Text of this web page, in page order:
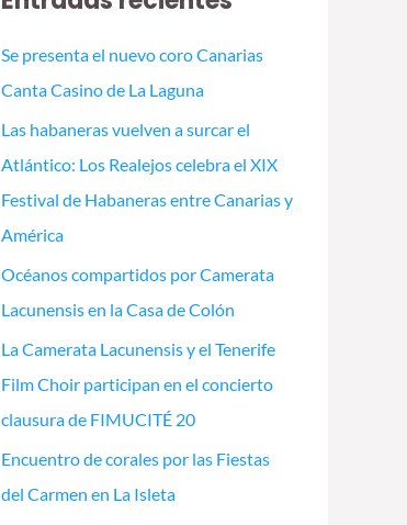
Se presenta el nuevo coro Canarias
Canta Casino de La Laguna
Las habaneras vuelven a surcar el
Atlántico: Los Realejos celebra el XIX
Festival de Habaneras entre Canarias y
América
Océanos compartidos por Camerata
Lacunensis en la Casa de Colón
La Camerata Lacunensis y el Tenerife
Film Choir participan en el concierto
clausura de FIMUCITÉ 20
Encuentro de corales por las Fiestas
del Carmen en La Isleta